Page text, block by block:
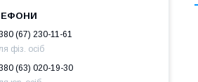
(67) 230-11-61
фіз. осіб
(63) 020-19-30